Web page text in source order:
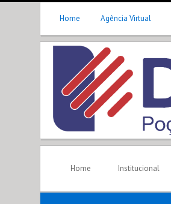
Home Agência Virtual
Home Institucional